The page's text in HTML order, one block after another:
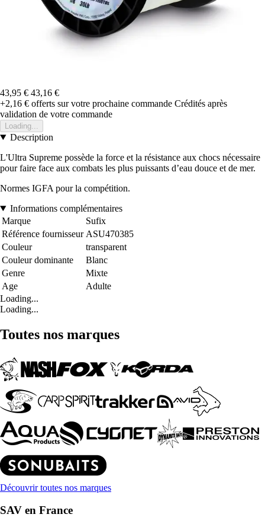
43,95 € 43,16 €
+2,16 € offerts sur votre prochaine commande Crédités après
validation de votre commande
Loading...
Description
L'Ultra Supreme possède la force et la résistance aux chocs nécessaire
pour faire face aux combats les plus puissants d’eau douce et de mer.
Normes IGFA pour la compétition.
Informations complémentaires
Marque
Sufix
Référence fournisseur ASU470385
Couleur
transparent
Couleur dominante
Blanc
Genre
Mixte
Age
Adulte
Loading...
Loading...
Toutes nos marques
Découvrir toutes nos marques
SAV en France